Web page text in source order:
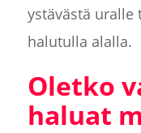
ystävästä
halutulla alalla.
Oletko
haluat